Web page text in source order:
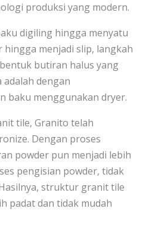
produksi yang modern.
digiling hingga menyatu
hingga menjadi slip, langkah
butiran halus yang
adalah dengan
baku menggunakan dryer.
tile, Granito telah
Dengan proses
powder pun menjadi lebih
pengisian powder, tidak
struktur granit tile
padat dan tidak mudah